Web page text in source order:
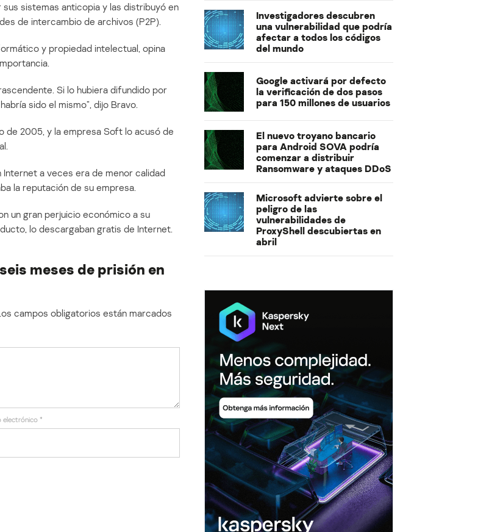
sistemas anticopia y las distribuyó en
de intercambio de archivos (P2P).
y propiedad intelectual, opina
Si lo hubiera difundido por
sido el mismo”, dijo Bravo.
de 2005, y la empresa Soft lo acusó de
a veces era de menor calidad
la reputación de su empresa.
un gran perjuicio económico a su
lo descargaban gratis de Internet.
meses de prisión en
campos obligatorios están marcados
electrónico *
Investigadores descubren
una vulnerabilidad que podría
afectar a todos los códigos
del mundo
Google activará por defecto
la verificación de dos pasos
para 150 millones de usuarios
El nuevo troyano bancario
para Android SOVA podría
comenzar a distribuir
Ransomware y ataques DDoS
Microsoft advierte sobre el
peligro de las
vulnerabilidades de
ProxyShell descubiertas en
abril